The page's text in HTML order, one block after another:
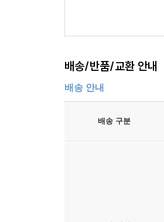
배송/반품/교환 안내
배송 안내
배송 구분